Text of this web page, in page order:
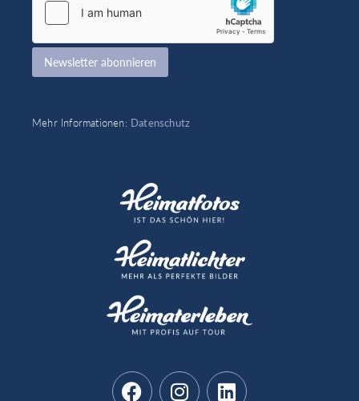
a
i
a
i
Newsletter abonnieren
Mehr Informationen: Datenschutz